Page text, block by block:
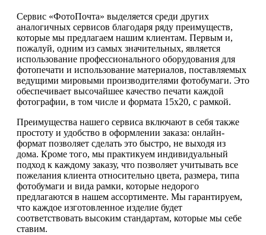
Сервис «ФотоПочта» выделяется среди других
аналогичных сервисов благодаря ряду преимуществ,
которые мы предлагаем нашим клиентам. Первым и,
пожалуй, одним из самых значительных, является
использование профессионального оборудования для
фотопечати и использование материалов, поставляемых
ведущими мировыми производителями фотобумаги. Это
обеспечивает высочайшее качество печати каждой
фотографии, в том числе и формата 15х20, с рамкой.
Преимущества нашего сервиса включают в себя также
простоту и удобство в оформлении заказа: онлайн-
формат позволяет сделать это быстро, не выходя из
дома. Кроме того, мы практикуем индивидуальный
подход к каждому заказу, что позволяет учитывать все
пожелания клиента относительно цвета, размера, типа
фотобумаги и вида рамки, которые недорого
предлагаются в нашем ассортименте. Мы гарантируем,
что каждое изготовленное изделие будет
соответствовать высоким стандартам, которые мы себе
ставим.